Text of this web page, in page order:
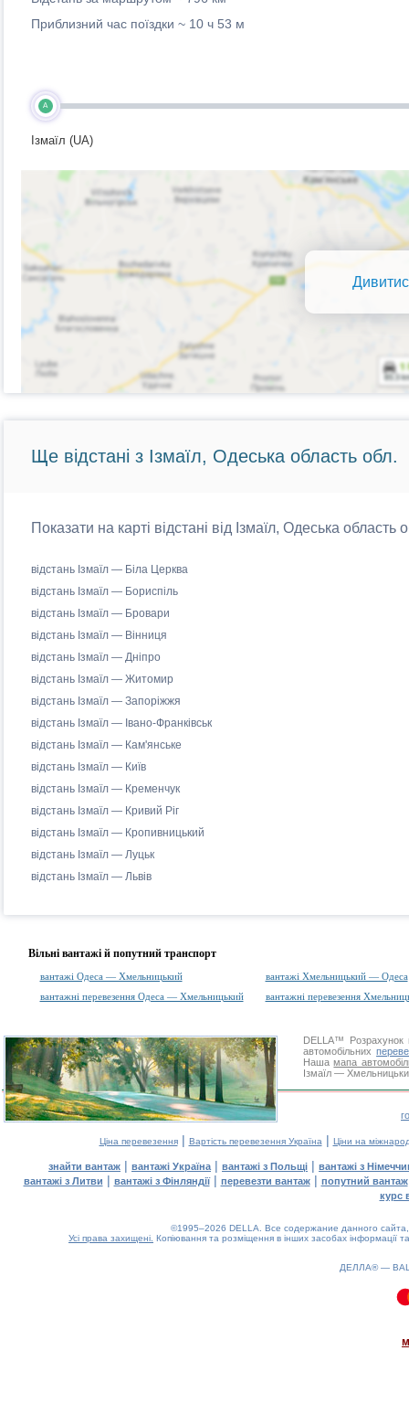
Приблизний час поїздки ~ 10 ч 53 м
A
Ізмаїл (UA)
Ще відстані з Ізмаїл, Одеська область обл.
Показати на карті відстані від Ізмаїл, Одеська область
відстань Ізмаїл — Біла Церква
відстань Ізмаїл — Бориспіль
відстань Ізмаїл — Бровари
відстань Ізмаїл — Вінниця
відстань Ізмаїл — Дніпро
відстань Ізмаїл — Житомир
відстань Ізмаїл — Запоріжжя
відстань Ізмаїл — Івано-Франківськ
відстань Ізмаїл — Кам'янське
відстань Ізмаїл — Київ
відстань Ізмаїл — Кременчук
відстань Ізмаїл — Кривий Ріг
відстань Ізмаїл — Кропивницький
відстань Ізмаїл — Луцьк
відстань Ізмаїл — Львів
Вільні вантажі й попутний транспорт
вантажі Одеса — Хмельницький
вантажі Хмельницький — Одеса
вантажні перевезення Одеса — Хмельницький
вантажні перевезення
DELLA™
Розрахунок
автомобільних
Нашамапа
Ізмаїл —
Ціна перевезення| Вартість перевезення Україна | Ціни на
знайти вантаж | вантажі Україна | вантажі з Польщі | вантажі з
вантажі з Литви | вантажі з Фінляндії| перевезти вантаж| попутний вантаж
курс
©1995–2026 DELLA. Все содержание данного
Усі права захищені. Копіювання та розміщення в інших засобах інформації
ДЕЛЛА® —